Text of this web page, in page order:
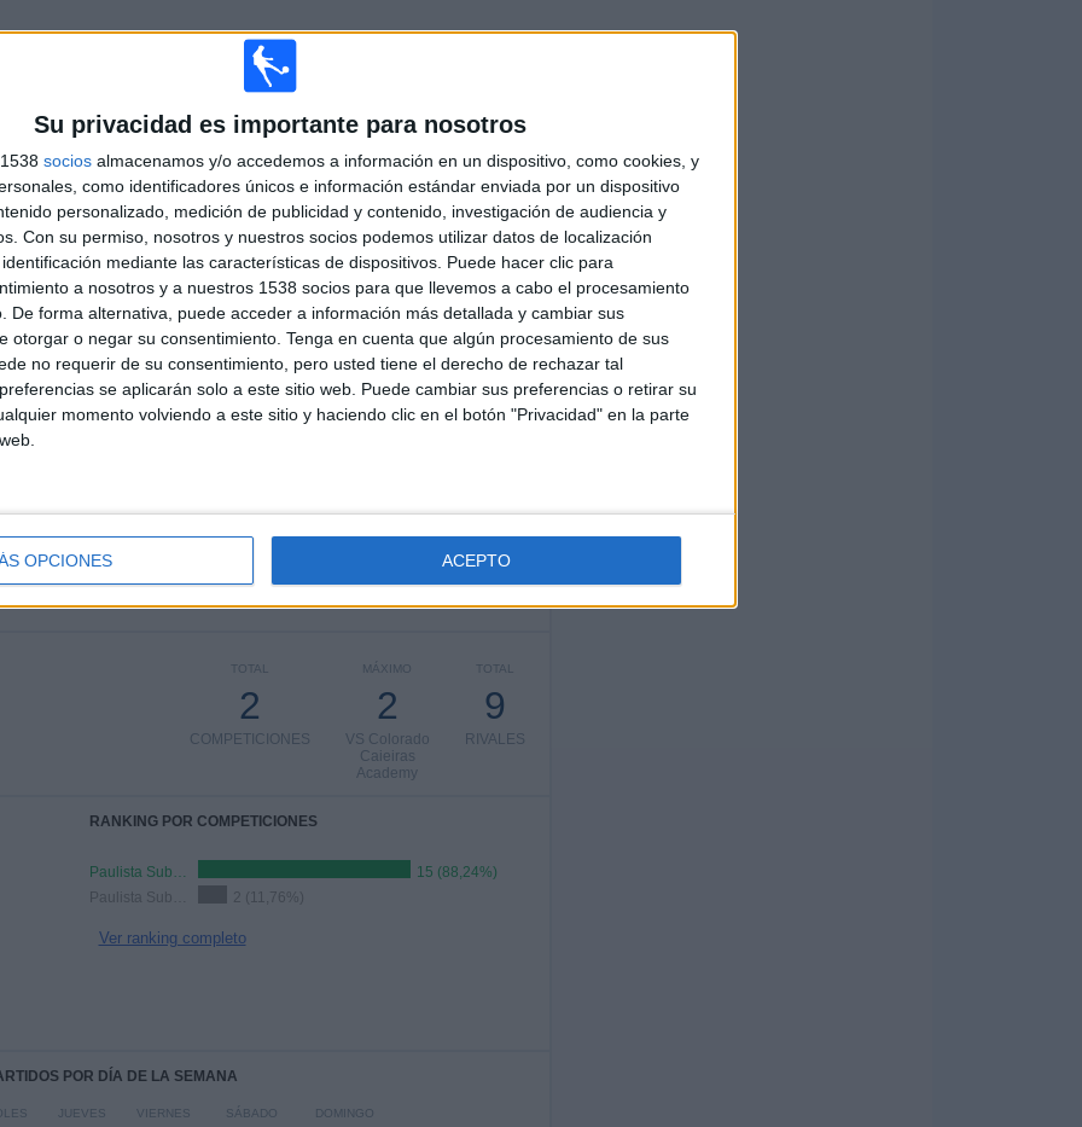
Su privacidad es importante para nosotros
socios almacenamos y/o accedemos a información en un dispositivo, como cookies, y
como identificadores únicos e información estándar enviada por un dispositivo
personalizado, medición de publicidad y contenido, investigación de audiencia y
Con su permiso, nosotros y nuestros socios podemos utilizar datos de localización
mediante las características de dispositivos. Puede hacer clic para
a nosotros y a nuestros 1538 socios para que llevemos a cabo el procesamiento
De forma alternativa, puede acceder a información más detallada y cambiar sus
otorgar o negar su consentimiento. Tenga en cuenta que algún procesamiento de sus
no requerir de su consentimiento, pero usted tiene el derecho de rechazar tal
se aplicarán solo a este sitio web. Puede cambiar sus preferencias o retirar su
momento volviendo a este sitio y haciendo clic en el botón "Privacidad" en la parte
OPCIONES ACEPTO
EN TELEVISIÓN EN ESPAÑA
los datos estadísticos de cuándo y dónde se televisan los partidos de Fútbol
, podemos dar los siguientes datos:
Mauá Futebol - Rio Branco SP
06/08/2022 Paulista Sub-23 Segunda Divisão
por Elevensports.com
2
CANALES TV
1463
GRATUÍTO
0
DE PAGO
TOTAL
9
RIVALES
MÁXIMO
2
VS Colorado
Caieiras
Academy
TOTAL
2
COMPETICIONES
RANKING POR COMPETICIONES
Paulista Sub-23 Segunda Divisão
15 (88,24%)
2 (11,76%)
Ver ranking completo
POR DÍA DE LA SEMANA
JUEVES VIERNES SÁBADO DOMINGO